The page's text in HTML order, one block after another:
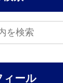
ィール